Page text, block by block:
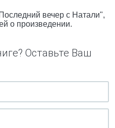
вечер с Натали",
о произведении.
Оставьте Ваш